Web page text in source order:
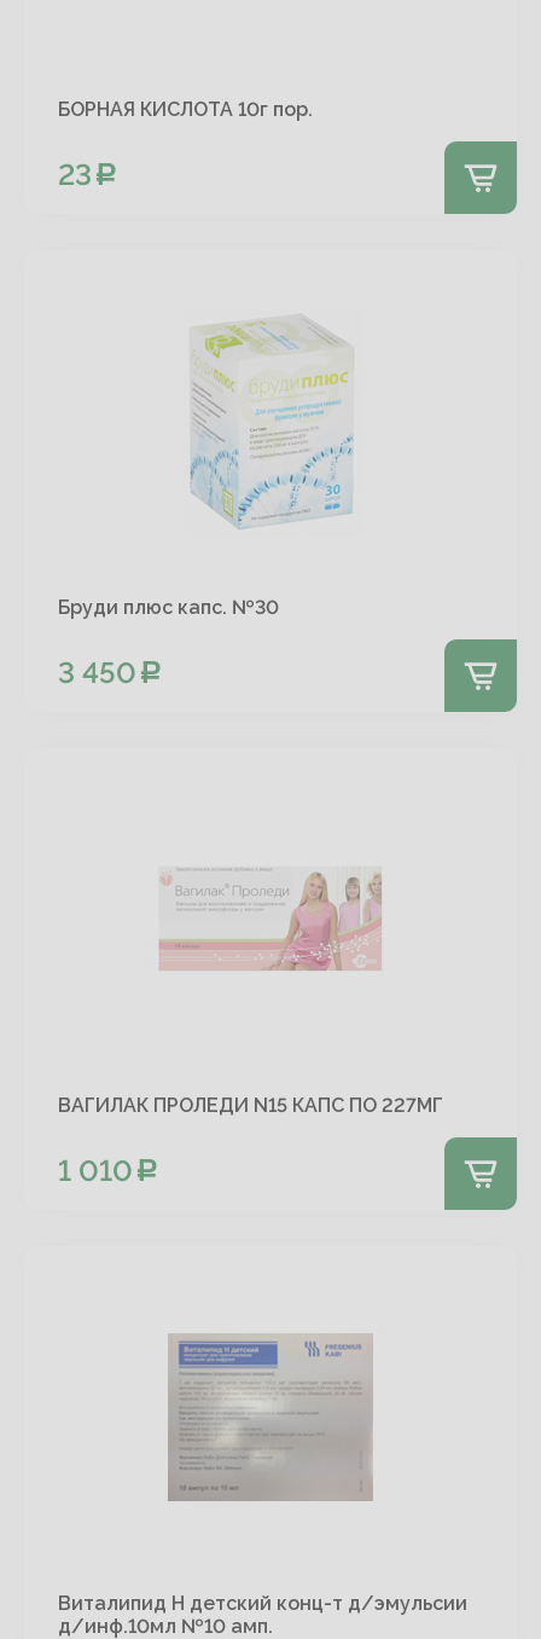
БОРНАЯ КИСЛОТА 10г пор.
23
Бруди плюс капс. №30
3 450
ВАГИЛАК ПРОЛЕДИ N15 КАПС ПО 227МГ
1 010
Виталипид Н детский конц-т д/эмульсии
д/инф.10мл №10 амп.